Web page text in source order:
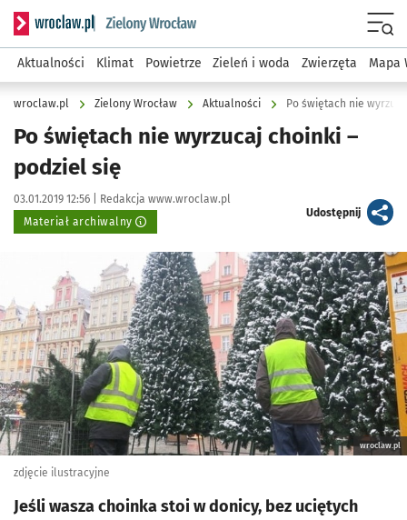
Serwis informacyjny wroclaw.pl podserwis: Środowisko we
Aktualności Klimat Powietrze Zieleń i woda Zwierzęta Mapa
wroclaw.pl Zielony Wrocław Aktualności Po świętach nie
Po świętach nie wyrzucaj choinki –
podziel się
Data publikacji:
03.01.2019 12:56 | Autor:
Redakcja www.wroclaw.pl
Materiał archiwalny
Udostępnijartykuł
Kliknij, aby powiększyć
wroclaw.pl
zdjęcie ilustracyjne
Jeśli wasza choinka stoi w donicy, bez uciętych